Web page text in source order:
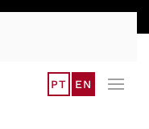
PT EN